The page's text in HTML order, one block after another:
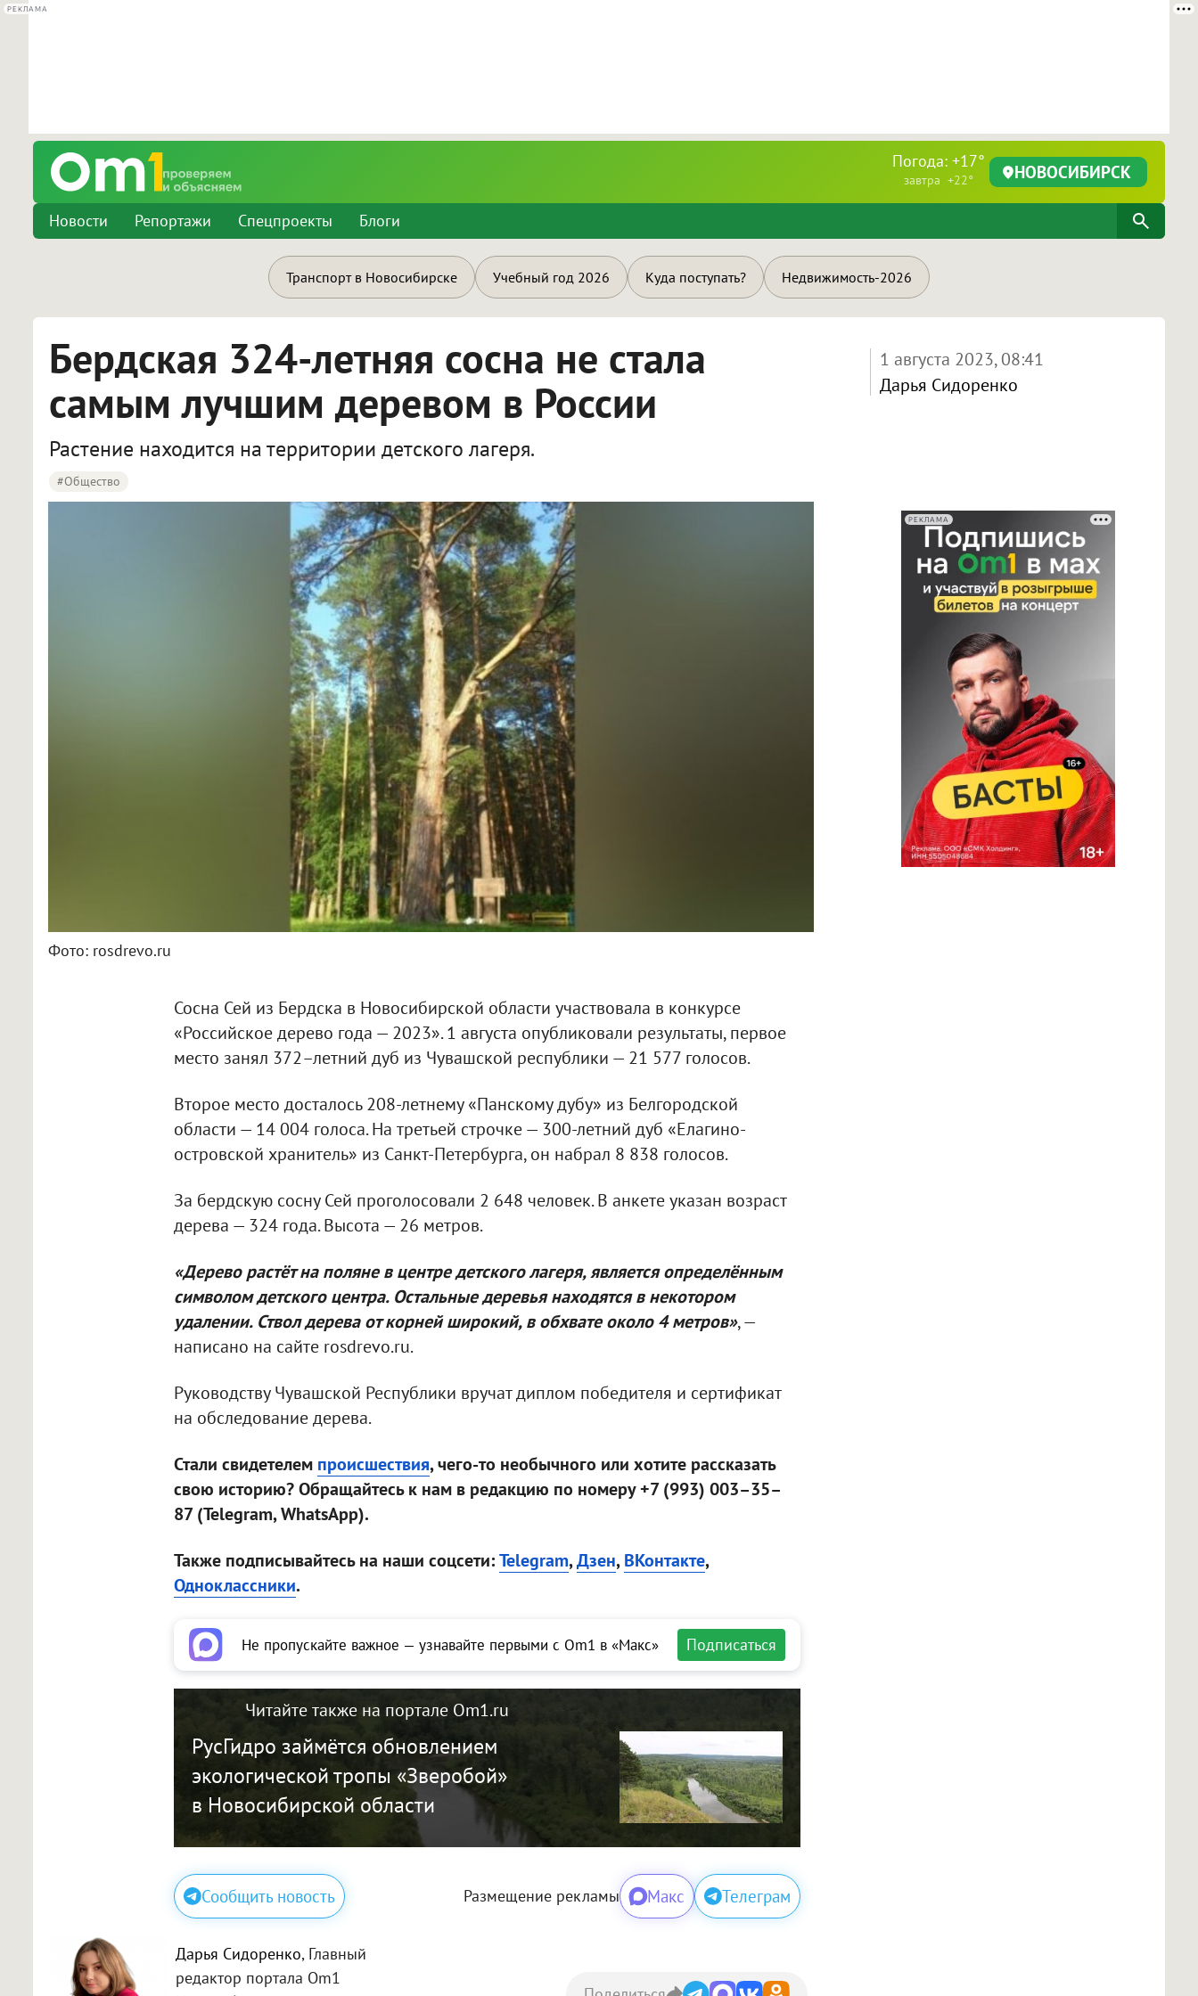
РЕКЛАМА
Погода: +17°
завтра +22° НОВОСИБИРСК
Новости Репортажи Спецпроекты Блоги
Транспорт в Новосибирске Учебный год 2026 Куда поступать? Недвижимость-2026
Бердская 324-летняя сосна не стала
самым лучшим деревом в России
Растение находится на территории детского лагеря.
#Общество
1 августа 2023, 08:41
Дарья Сидоренко
РЕКЛАМА
Фото: rosdrevo.ru
Сосна Сей из Бердска в Новосибирской области участвовала в конкурсе
«Российское дерево года — 2023». 1 августа опубликовали результаты, первое
место занял 372–летний дуб из Чувашской республики — 21 577 голосов.
Второе место досталось 208-летнему «Панскому дубу» из Белгородской
области — 14 004 голоса. На третьей строчке — 300-летний дуб «Елагино-
островской хранитель» из Санкт-Петербурга, он набрал 8 838 голосов.
За бердскую сосну Сей проголосовали 2 648 человек. В анкете указан возраст
дерева — 324 года. Высота — 26 метров.
«Дерево растёт на поляне в центре детского лагеря, является определённым
символом детского центра. Остальные деревья находятся в некотором
удалении. Ствол дерева от корней широкий, в обхвате около 4 метров», —
написано на сайте rosdrevo.ru.
Руководству Чувашской Республики вручат диплом победителя и сертификат
на обследование дерева.
Стали свидетелем происшествия, чего-то необычного или хотите рассказать
свою историю? Обращайтесь к нам в редакцию по номеру +7 (993) 003–35–
87 (Telegram, WhatsApp).
Также подписывайтесь на наши соцсети:Telegram,Дзен,ВКонтакте,
Одноклассники.
Не пропускайте важное — узнавайте первыми с Om1 в «Макс» Подписаться
Читайте также на портале Om1.ru
РусГидро займётся обновлением
экологической тропы «Зверобой»
в Новосибирской области
Сообщить новость Размещение рекламы Макс Телеграм
Дарья Сидоренко, Главный
редактор портала Om1